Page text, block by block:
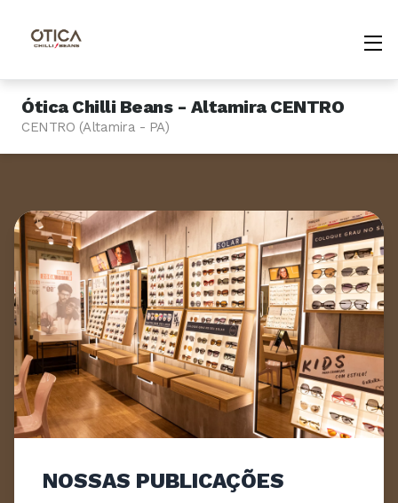
Ótica Chilli Beans - Altamira CENTRO
CENTRO (Altamira - PA)
NOSSAS PUBLICAÇÕES